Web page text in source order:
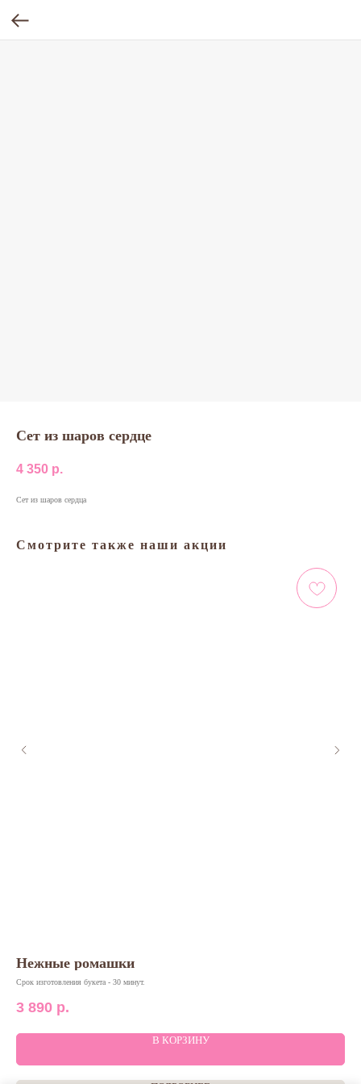
Сет из шаров сердце
4 350 р.
Сет из шаров сердца
Смотрите также наши акции
Нежные ромашки
Срок изготовления букета - 30 минут.
3 890 р.
В КОРЗИНУ